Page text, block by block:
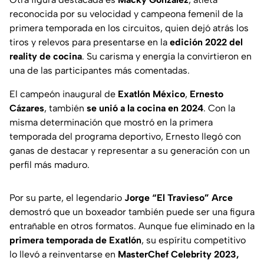
reconocida por su velocidad y campeona femenil de la
primera temporada en los circuitos, quien dejó atrás los
tiros y relevos para presentarse en la edición 2022 del
reality de cocina. Su carisma y energía la convirtieron en
una de las participantes más comentadas.
El campeón inaugural de Exatlón México, Ernesto
Cázares, también se unió a la cocina en 2024. Con la
misma determinación que mostró en la primera
temporada del programa deportivo, Ernesto llegó con
ganas de destacar y representar a su generación con un
perfil más maduro.
Por su parte, el legendario Jorge “El Travieso” Arce
demostró que un boxeador también puede ser una figura
entrañable en otros formatos. Aunque fue eliminado en la
primera temporada de Exatlón, su espíritu competitivo
lo llevó a reinventarse en MasterChef Celebrity 2023,